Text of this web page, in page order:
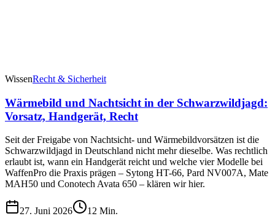
WissenRecht & Sicherheit
Wärmebild und Nachtsicht in der Schwarzwildjagd:
Vorsatz, Handgerät, Recht
Seit der Freigabe von Nachtsicht- und Wärmebildvorsätzen ist die
Schwarzwildjagd in Deutschland nicht mehr dieselbe. Was rechtlich
erlaubt ist, wann ein Handgerät reicht und welche vier Modelle bei
WaffenPro die Praxis prägen – Sytong HT-66, Pard NV007A, Mate
MAH50 und Conotech Avata 650 – klären wir hier.
27. Juni 2026 12 Min.